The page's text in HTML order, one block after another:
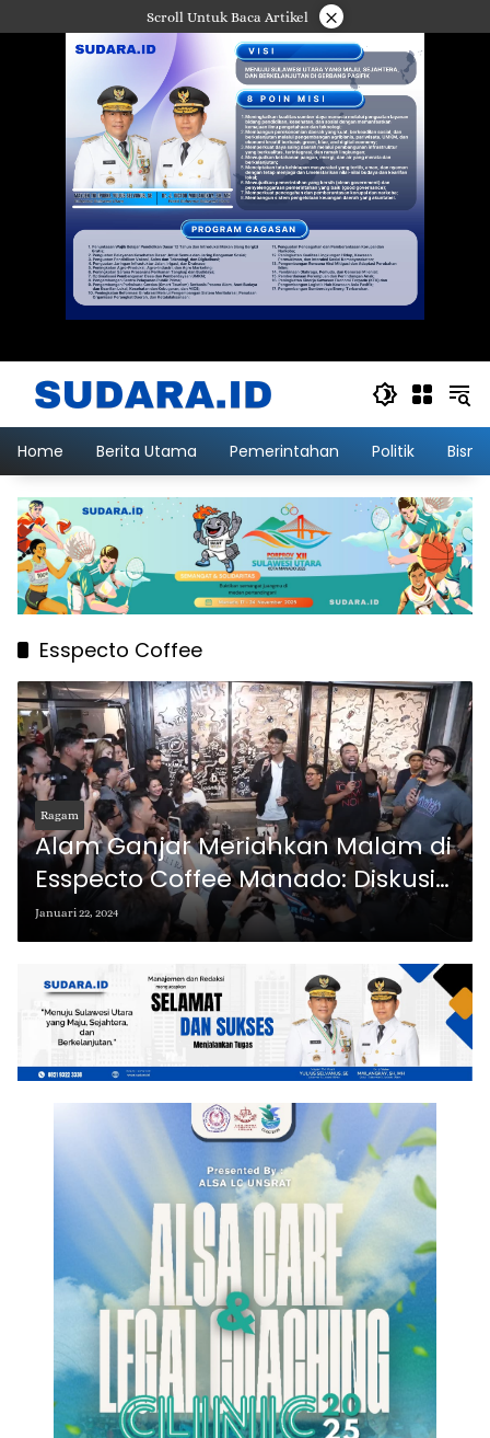
ke
Scroll Untuk Baca Artikel ×
Home Berita Utama Pemerintahan Politik
Esspecto Coffee
Ragam
Alam Ganjar Meriahkan Malam di
Esspecto Coffee Manado: Diskusi
Seru dan Aksi Memukau
Januari 22, 2024